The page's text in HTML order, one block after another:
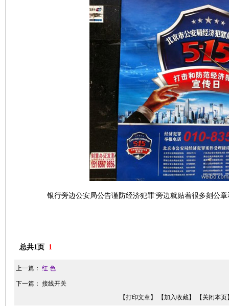
银行旁边公安局公告谨防经济犯罪'旁边就贴着很多刻公
总共1页 1
上一篇： 红 色
下一篇： 接线开关
【打印文章】
【加入收藏】 【关闭本页